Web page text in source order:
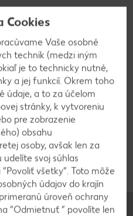
z oboch strán.
jogurtom, do stredu
dva plátky šunky, po
do vnútornej strany a
v klasickom
strúhanka. Po
obalíme vo vajíčku a
držala pekne pokope.
v rozpálenom
Cookies
Vaše osobné
techník (medzi iným
je to technicky nutné,
a jej funkcií. Okrem toho
údaje, a to za účelom
stránky, k vytvoreniu
pre zobrazenie
obsahu
osoby, avšak len za
svoj súhlas
všetky”. Toto môže
údajov do krajín
úroveň ochrany
“Odmietnuť ” povolíte len